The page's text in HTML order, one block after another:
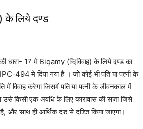
के लिये दण्ड
धारा- 17 मे Bigamy (व्दिविवाह) के लिये दण्ड का
IPC-494 मे दिया गया है । जो कोई भी पति या पत्नी के
में विवाह करेगा जिसमें पति या पत्नी के जीवनकाल में
उसे किसी एक अवधि के लिए कारावास की सजा जिसे
और साथ ही आर्थिक दंड से दंडित किया जाएगा।